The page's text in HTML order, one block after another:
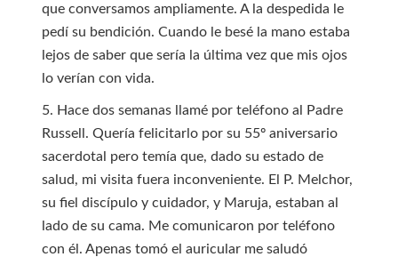
que conversamos ampliamente. A la despedida le
pedí su bendición. Cuando le besé la mano estaba
lejos de saber que sería la última vez que mis ojos
lo verían con vida.
5. Hace dos semanas llamé por teléfono al Padre
Russell. Quería felicitarlo por su 55º aniversario
sacerdotal pero temía que, dado su estado de
salud, mi visita fuera inconveniente. El P. Melchor,
su fiel discípulo y cuidador, y Maruja, estaban al
lado de su cama. Me comunicaron por teléfono
con él. Apenas tomó el auricular me saludó